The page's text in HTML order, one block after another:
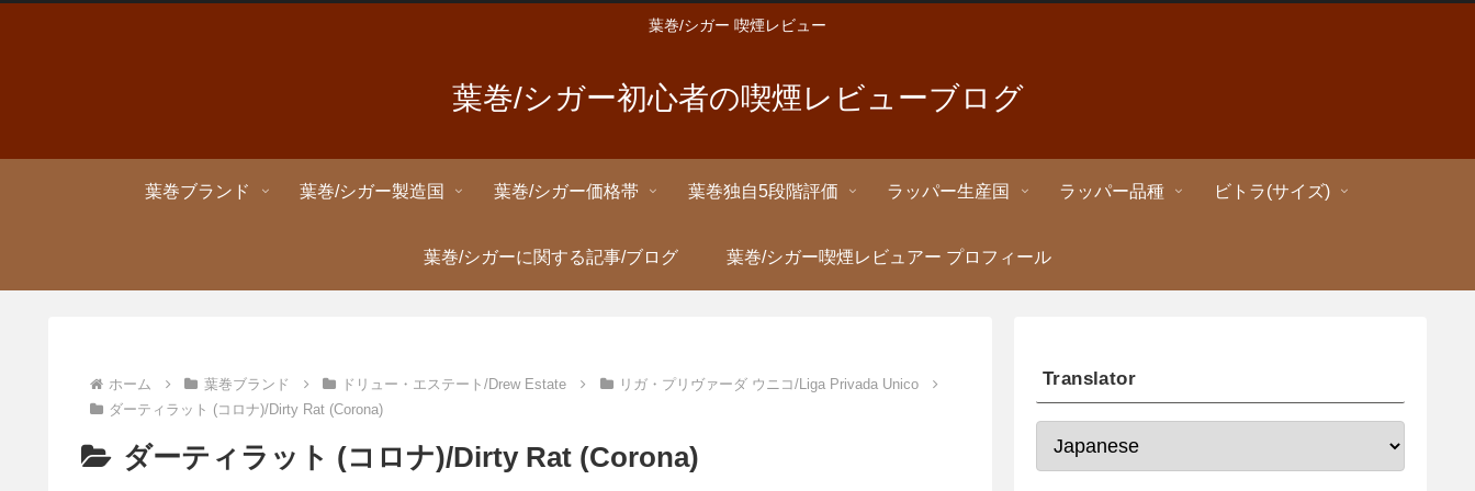
葉巻/シガー 喫煙レビュー
葉巻/シガー初心者の喫煙レビューブログ
葉巻ブランド 葉巻/シガー製造国 葉巻/シガー価格帯 葉巻独自5段階評価 ラッパー生産国 ラッパー品種 ビトラ(サイズ)
葉巻/シガーに関する記事/ブログ 葉巻/シガー喫煙レビュアー プロフィール
ホーム 葉巻ブランド ドリュー・エステート/Drew Estate
リガ・プリヴァーダ ウニコ/Liga Privada Unico
ダーティラット (コロナ)/Dirty Rat (Corona)
ダーティラット (コロナ)/Dirty Rat (Corona)
Translator